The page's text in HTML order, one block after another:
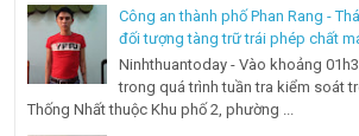
Công an thành phố Phan Rang -
đối tượng tàng trữ trái phép chất
Ninhthuantoday - Vào khoảng
trong quá trình tuần tra kiểm soát
Thống Nhất thuộc Khu phố 2, phường ...